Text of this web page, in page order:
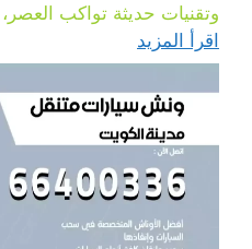
وتقنيات حديثة تواكب
اقرأ المزيد